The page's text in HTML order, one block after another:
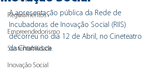
Regulamentos
Empreendedorismo
Sustentabilidade
Inovação Social
A apresentação pública da Rede de
Incubadoras de Inovação Social (RIIS)
decorreu no dia 12 de Abril, no Cineteatro
da Chamusca.